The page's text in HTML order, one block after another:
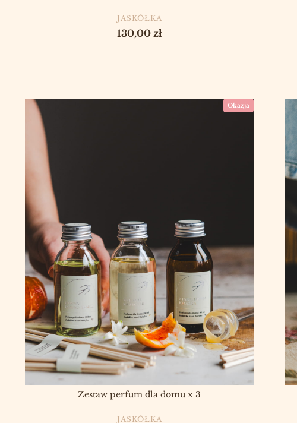
PRODUCENT
JASKÓŁKA
Cena
130,00 zł
Okazja
Zestaw perfum dla domu x 3
PRODUCENT
JASKÓŁKA